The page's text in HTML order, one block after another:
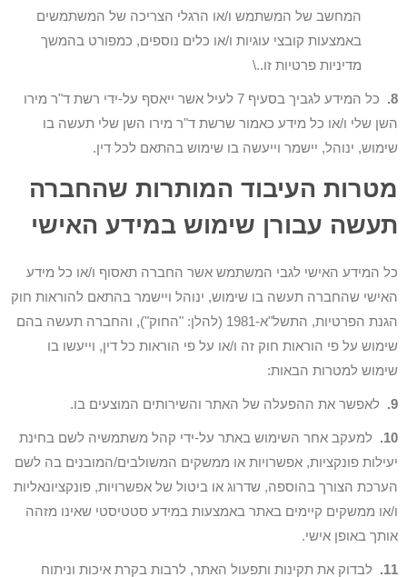
המחשב של המשתמש ו/או הרגלי הצריכה של המשתמשים
באמצעות קובצי עוגיות ו/או כלים נוספים, כמפורט בהמשך
מדיניות פרטיות זו..\
8.
כל המידע לגביך בסעיף 7 לעיל אשר ייאסף על-ידי רשת ד"ר מירו
השן שלי ו/או כל מידע כאמור שרשת ד"ר מירו השן שלי תעשה בו
שימוש, ינוהל, יישמר וייעשה בו שימוש בהתאם לכל דין.
מטרות העיבוד המותרות שהחברה
תעשה עבורן שימוש במידע האישי
כל המידע האישי לגבי המשתמש אשר החברה תאסוף ו/או כל מידע
האישי שהחברה תעשה בו שימוש, ינוהל ויישמר בהתאם להוראות חוק
הגנת הפרטיות, התשל"א-1981 (להלן: "החוק"), והחברה תעשה בהם
שימוש על פי הוראות חוק זה ו/או על פי הוראות כל דין, וייעשו בו
שימוש למטרות הבאות:
9. לאפשר את ההפעלה של האתר והשירותים המוצעים בו.
10.
למעקב אחר השימוש באתר על-ידי קהל משתמשיה לשם בחינת
יעילות פונקציות, אפשרויות או ממשקים המשולבים/המובנים בה לשם
הערכת הצורך בהוספה, שדרוג או ביטול של אפשרויות, פונקציונאליות
ו/או ממשקים קיימים באתר באמצעות במידע סטטיסטי שאינו מזהה
אותך באופן אישי.
11. לבדוק את תקינות ותפעול האתר, לרבות בקרת איכות וניתוח